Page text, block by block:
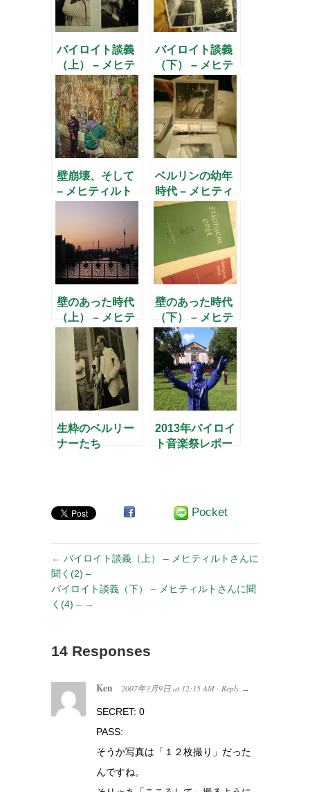
バイロイト談義
（上） – メヒテ
ィルトさんに聞
く(2) –
バイロイト談義
（下） – メヒテ
ィルトさんに聞
く(4) –
壁崩壊、そして
– メヒティルト
ベルリンの幼年
時代 – メヒティ
ルトさんに聞く
(1) –
壁のあった時代
（上） – メヒテ
ィルトさんに聞
く(5) –
壁のあった時代
（下） – メヒテ
ィルトさんに聞
く(7) –
生粋のベルリー
ナーたち
2013年バイロイ
ト音楽祭レポー
Pocket
← バイロイト談義（上） – メヒティルトさんに
聞く(2) –
バイロイト談義（下） – メヒティルトさんに聞
く(4) – →
14 Responses
Ken 2007年3月9日 at 12:15 AM · Reply →
SECRET: 0
PASS:
そうか写真は「１２枚撮り」だった
んですね。